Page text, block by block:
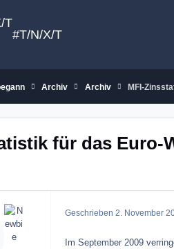
#T/N/X/T
Archiv Archiv MFI-
für das Euro-
Geschrieben 2. November
Im September 2009